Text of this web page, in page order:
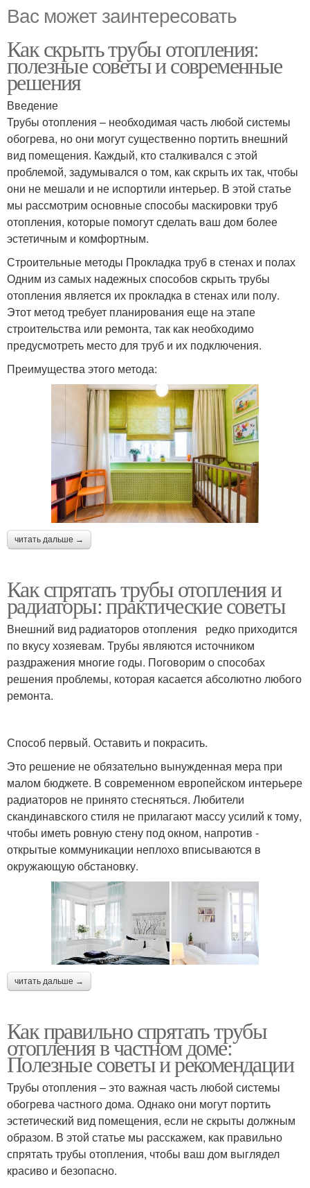
Вас может заинтересовать
Как скрыть трубы отопления:
полезные советы и современные
решения
Введение
Трубы отопления – необходимая часть любой системы
обогрева, но они могут существенно портить внешний
вид помещения. Каждый, кто сталкивался с этой
проблемой, задумывался о том, как скрыть их так, чтобы
они не мешали и не испортили интерьер. В этой статье
мы рассмотрим основные способы маскировки труб
отопления, которые помогут сделать ваш дом более
эстетичным и комфортным.
Строительные методы Прокладка труб в стенах и полах
Одним из самых надежных способов скрыть трубы
отопления является их прокладка в стенах или полу.
Этот метод требует планирования еще на этапе
строительства или ремонта, так как необходимо
предусмотреть место для труб и их подключения.
Преимущества этого метода:
читать дальше →
Как спрятать трубы отопления и
радиаторы: практические советы
Внешний вид радиаторов отопления редко приходится
по вкусу хозяевам. Трубы являются источником
раздражения многие годы. Поговорим о способах
решения проблемы, которая касается абсолютно любого
ремонта.
Способ первый. Оставить и покрасить.
Это решение не обязательно вынужденная мера при
малом бюджете. В современном европейском интерьере
радиаторов не принято стесняться. Любители
скандинавского стиля не прилагают массу усилий к тому,
чтобы иметь ровную стену под окном, напротив -
открытые коммуникации неплохо вписываются в
окружающую обстановку.
читать дальше →
Как правильно спрятать трубы
отопления в частном доме:
Полезные советы и рекомендации
Трубы отопления – это важная часть любой системы
обогрева частного дома. Однако они могут портить
эстетический вид помещения, если не скрыты должным
образом. В этой статье мы расскажем, как правильно
спрятать трубы отопления, чтобы ваш дом выглядел
красиво и безопасно.